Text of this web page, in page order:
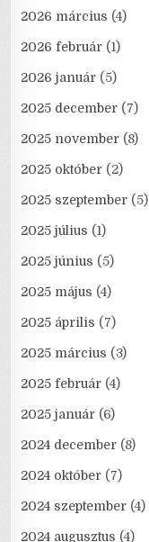
2026 március (4)
2026 február (1)
2026 január (5)
2025 december (7)
2025 november (8)
2025 október (2)
2025 szeptember (5)
2025 július (1)
2025 június (5)
2025 május (4)
2025 április (7)
2025 március (3)
2025 február (4)
2025 január (6)
2024 december (8)
2024 október (7)
2024 szeptember (4)
2024 augusztus (4)